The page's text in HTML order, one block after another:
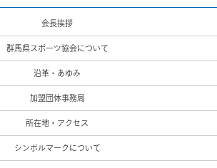
会長挨拶
群馬県スポーツ協会について
沿革・あゆみ
加盟団体事務局
所在地・アクセス
シンボルマークについて